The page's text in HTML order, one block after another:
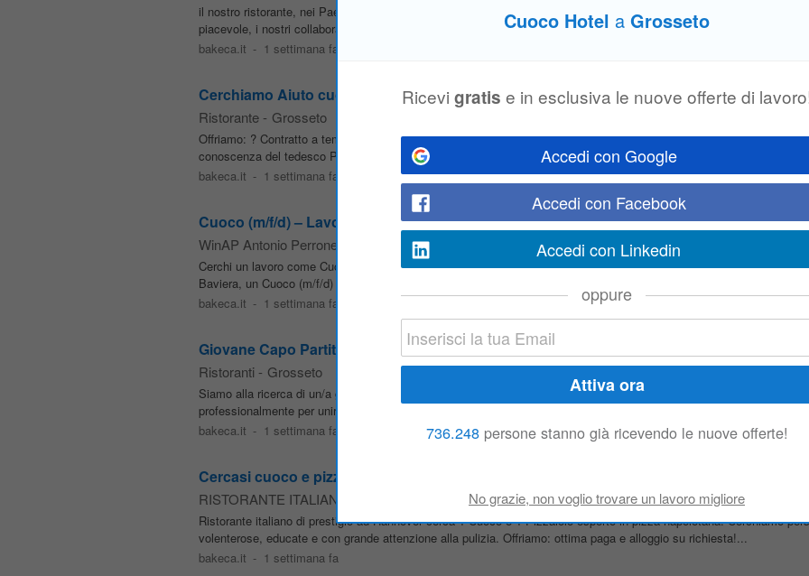
il nostro ristorante, nei Paesi Bassi, è conosciuto come uno specialista professionale ed esperto di piatti artigianali.
piacevole, i nostri collaboratori dedicati preparano ogni giorno i migliori pasti. Cerchiamo 3 cuochi autonomi 1....
bakeca.it - 1 settimana fa
Cerchiamo Aiuto cuoco
Ristorante - Grosseto
Offriamo: ? Contratto a tempo indeterminato ? Stipendio netto di 1.600 € al mese ? Vitto e alloggio inclusi ? Non è
conoscenza del tedesco Per informazioni contattaci in privato.
bakeca.it - 1 settimana fa
Cuoco (m/f/d) – Lavoro a Monaco di Baviera | Fino a 3.000 € Netti | Alloggio
WinAP Antonio Perrone
Cerchi un lavoro come Cuoco in Germania? WinAP Personalvermittlung seleziona, per un prestigioso ristorante
Baviera, un Cuoco (m/f/d) con esperienza nella cucina italiana e nel servizio la carte. Se desideri lavorare in un...
bakeca.it - 1 settimana fa
Giovane Capo Partita agli Antipasti o Secondi in Germania
Ristoranti - Grosseto
Siamo alla ricerca di un/a giovane Capo Partita serio, anche con poca esperienza, motivato, creativo con tanta voglia
professionalmente per unirsi al nostro team in un ristorante italiano moderno con cucina a vista, situato in citt . Il...
bakeca.it - 1 settimana fa
Cercasi cuoco e pizzaiolo per prestigioso ristorante in germania
RISTORANTE ITALIANO
Ristorante italiano di prestigio ad Hannover cerca 1 Cuoco e 1 Pizzaiolo esperto in pizza napoletana. Cerchiamo
volenterose, educate e con grande attenzione alla pulizia. Offriamo: ottima paga e alloggio su richiesta!...
bakeca.it - 1 settimana fa
Cuoco Hotel a Grosseto
Ricevi gratis e in esclusiva le nuove offerte di
Accedi con Google
Accedi con Facebook
Accedi con Linkedin
oppure
736.248persone stanno già ricevendo le nuove offerte!